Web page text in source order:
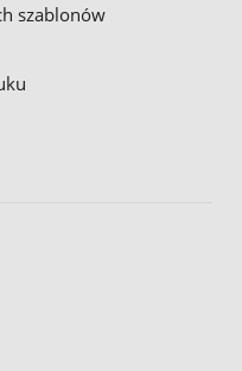
szablonów